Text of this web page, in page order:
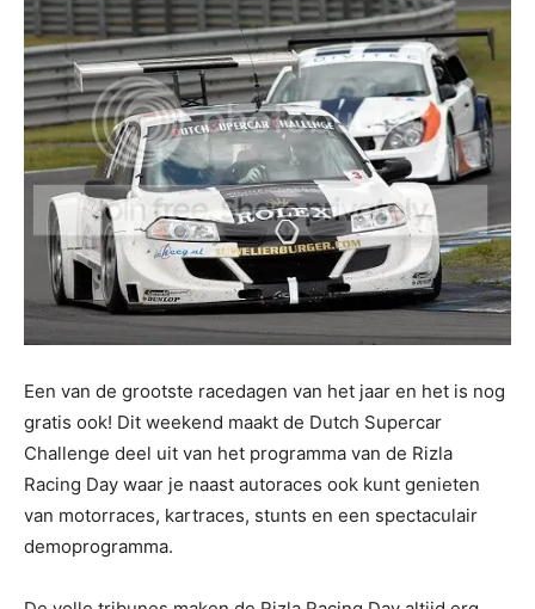
Een van de grootste racedagen van het jaar en het is nog
gratis ook! Dit weekend maakt de Dutch Supercar
Challenge deel uit van het programma van de Rizla
Racing Day waar je naast autoraces ook kunt genieten
van motorraces, kartraces, stunts en een spectaculair
demoprogramma.